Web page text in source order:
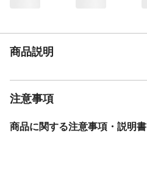
商品説明
注意事項
商品に関する注意事項・説明書